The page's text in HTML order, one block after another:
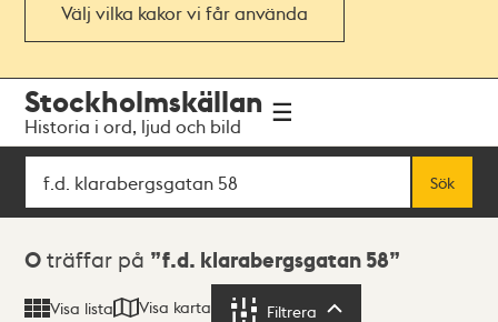
Välj vilka kakor vi får använda
navigationen
huvudinnehållet
Stockholmskällan
Historia i ord, ljud och bild
Sök
Sök
Sökresultat
0 träffar på f.d. klarabergsgatan 58
Visa lista Visa karta Filtrera